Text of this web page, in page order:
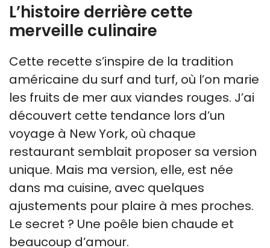
L’histoire derrière cette
merveille culinaire
Cette recette s’inspire de la tradition
américaine du surf and turf, où l’on marie
les fruits de mer aux viandes rouges. J’ai
découvert cette tendance lors d’un
voyage à New York, où chaque
restaurant semblait proposer sa version
unique. Mais ma version, elle, est née
dans ma cuisine, avec quelques
ajustements pour plaire à mes proches.
Le secret ? Une poêle bien chaude et
beaucoup d’amour.